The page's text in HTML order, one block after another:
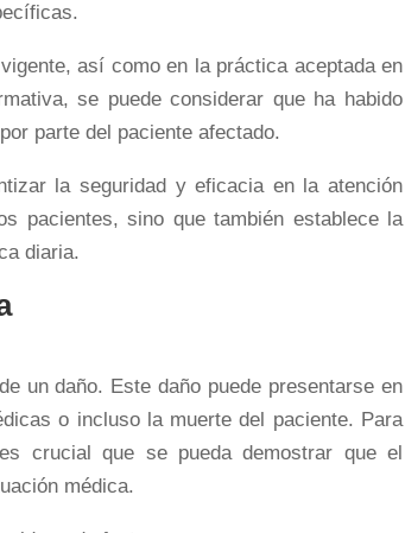
así como en la práctica aceptada en
se puede considerar que ha habido
parte del paciente afectado.
la seguridad y eficacia en la atención
pacientes, sino que también establece la
diaria.
un daño. Este daño puede presentarse en
o incluso la muerte del paciente. Para
crucial que se pueda demostrar que el
médica.